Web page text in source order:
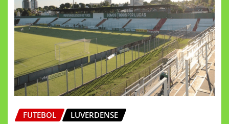
FUTEBOL LUVERDENSE